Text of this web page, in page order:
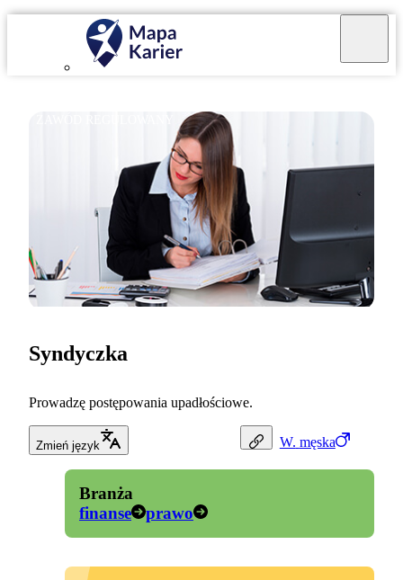
W. męska
Syndyczka
Prowadzę postępowania upadłościowe.
Zmień język
Branża
finanse
prawo